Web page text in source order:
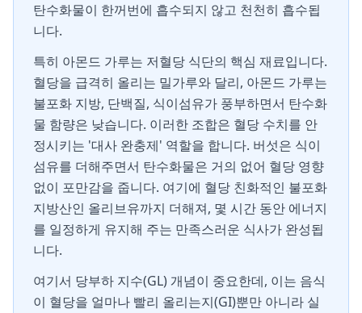
탄수화물이 한꺼번에 흡수되지 않고 천천히 흡수됩
니다.
특히 아몬드 가루는 저혈당 식단의 핵심 재료입니다.
혈당을 급격히 올리는 밀가루와 달리, 아몬드 가루는
불포화 지방, 단백질, 식이섬유가 풍부하면서 탄수화
물 함량은 낮습니다. 이러한 조합은 혈당 수치를 안
정시키는 '대사 완충제' 역할을 합니다. 버섯은 식이
섬유를 더해주면서 탄수화물은 거의 없어 혈당 영향
없이 포만감을 줍니다. 여기에 혈당 친화적인 불포화
지방산인 올리브유까지 더해져, 몇 시간 동안 에너지
를 일정하게 유지해 주는 만족스러운 식사가 완성됩
니다.
여기서 당부하 지수(GL) 개념이 중요한데, 이는 음식
이 혈당을 얼마나 빨리 올리는지(GI)뿐만 아니라 실